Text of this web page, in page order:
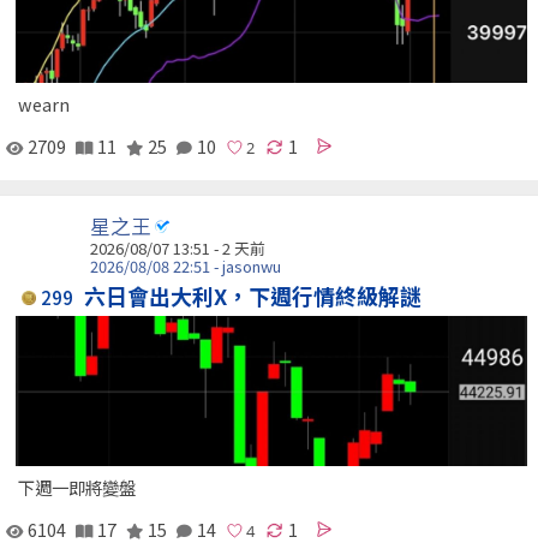
wearn
2709
11 25 10 1
星之王
2026/08/07 13:51 - 2 天前
2026/08/08 22:51 - jasonwu
299 六日會出大利X，下週行情終級解謎
下週一即將變盤
6104
17 15 14 1